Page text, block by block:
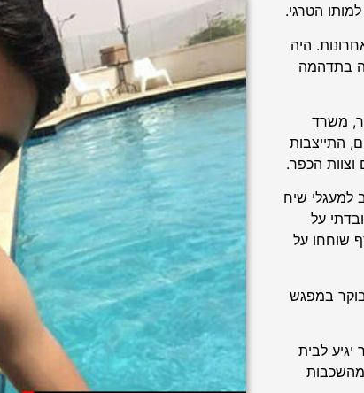
היה
בתדהמה
משרד
התייצבות
הכפר.
למעגלי שיח
על
שוחחו על
במפגש
לבית
מהשכבות